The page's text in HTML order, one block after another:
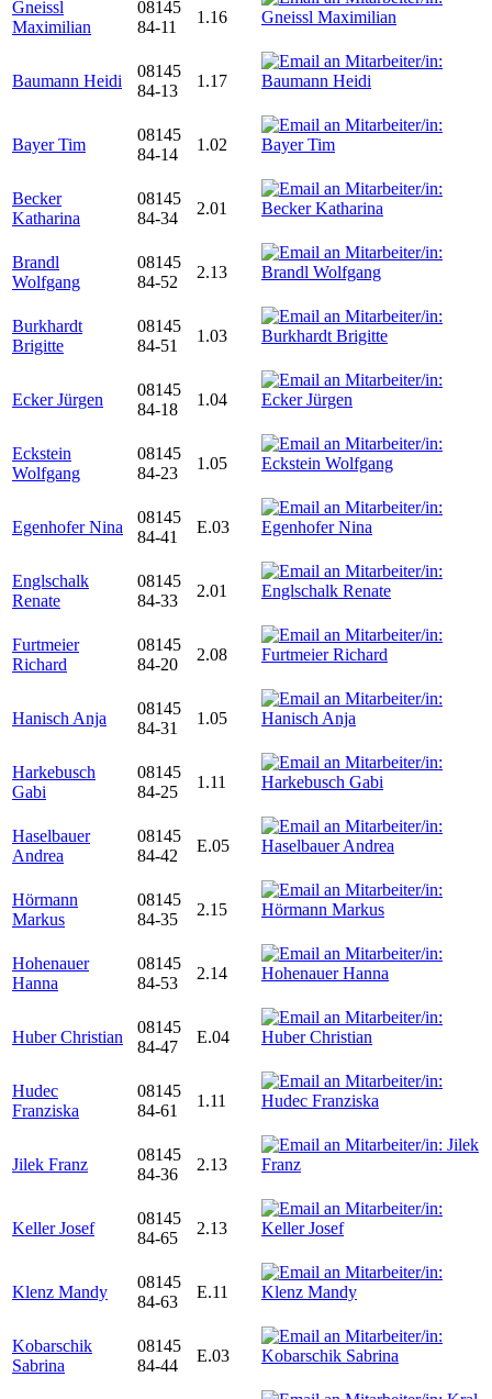
Gneissl
Maximilian
08145
84-11
1.16
Baumann Heidi
08145
84-13
1.17
Bayer Tim
08145
84-14
1.02
Becker
Katharina
08145
84-34
2.01
Brandl
Wolfgang
08145
84-52
2.13
Burkhardt
Brigitte
08145
84-51
1.03
Ecker Jürgen
08145
84-18
1.04
Eckstein
Wolfgang
08145
84-23
1.05
Egenhofer Nina
08145
84-41
E.03
Englschalk
Renate
08145
84-33
2.01
Furtmeier
Richard
08145
84-20
2.08
Hanisch Anja
08145
84-31
1.05
Harkebusch
Gabi
08145
84-25
1.11
Haselbauer
Andrea
08145
84-42
E.05
Hörmann
Markus
08145
84-35
2.15
Hohenauer
Hanna
08145
84-53
2.14
Huber Christian
08145
84-47
E.04
Hudec
Franziska
08145
84-61
1.11
Jilek Franz
08145
84-36
2.13
Keller Josef
08145
84-65
2.13
Klenz Mandy
08145
84-63
E.11
Kobarschik
Sabrina
08145
84-44
E.03